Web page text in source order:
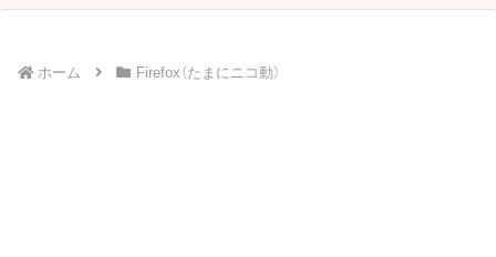
ホーム Firefox（たまにニコ動）